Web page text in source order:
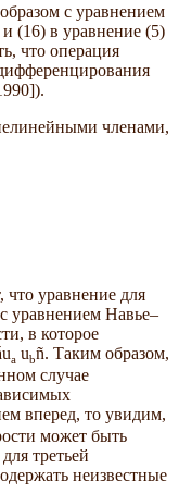
с уравнением
(16) в уравнение (5)
что операция
членами,
что уравнение для
уравнением Навье–
в которое
a ubñ. Таким образом,
случае
вперед, то увидим,
может быть
третьей
неизвестные